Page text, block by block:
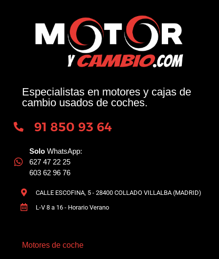
Especialistas en motores y cajas de
cambio usados de coches.
91 850 93 64
Solo WhatsApp:
627 47 22 25
603 62 96 76
CALLE ESCOFINA, 5 - 28400 COLLADO VILLALBA (MADRID)
L-V 8 a 16 - Horario Verano
Motores de coche